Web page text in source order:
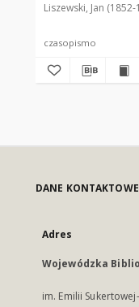
Liszewski, Jan (1852-
czasopismo
DANE KONTAKTOWE
Adres
Wojewódzka
im. Emilii